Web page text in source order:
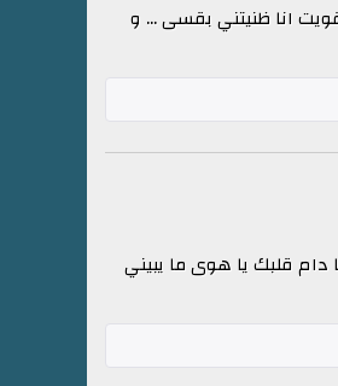
قويت انا ظنيتني بقسى ... و
قلبك يا هوى ما يبيني